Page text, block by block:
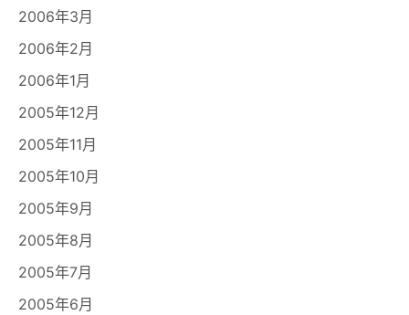
2006年3月
2006年2月
2006年1月
2005年12月
2005年11月
2005年10月
2005年9月
2005年8月
2005年7月
2005年6月